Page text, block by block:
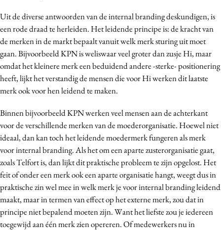
Uit de diverse antwoorden van de internal branding deskundigen, is
een rode draad te herleiden. Het leidende principe is: de kracht van
de merken in de markt bepaalt vanuit welk merk sturing uit moet
gaan. Bijvoorbeeld KPN is weliswaar veel groter dan zusje Hi, maar
omdat het kleinere merk een beduidend andere -sterke- positionering
heeft, lijkt het verstandig de mensen die voor Hi werken dit laatste
merk ook voor hen leidend te maken.
Binnen bijvoorbeeld KPN werken veel mensen aan de achterkant
voor de verschillende merken van de moederorganisatie. Hoewel niet
ideaal, dan kan toch het leidende moedermerk fungeren als merk
voor internal branding. Als het om een aparte zusterorganisatie gaat,
zoals Telfort is, dan lijkt dit praktische probleem te zijn opgelost. Het
feit of onder een merk ook een aparte organisatie hangt, weegt dus in
praktische zin wel mee in welk merk je voor internal branding leidend
maakt, maar in termen van effect op het externe merk, zou dat in
principe niet bepalend moeten zijn. Want het liefste zou je iedereen
toegewijd aan één merk zien opereren. Of medewerkers nu in